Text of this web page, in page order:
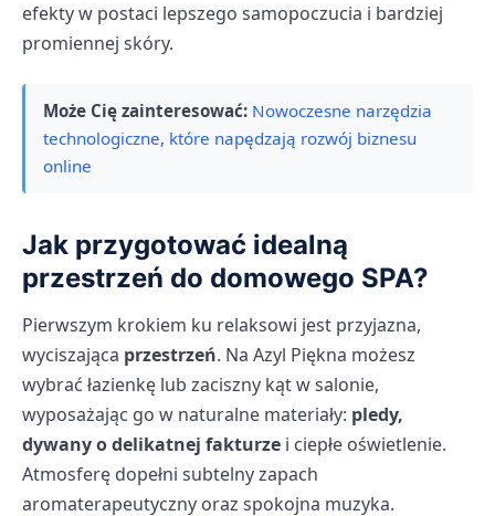
efekty w postaci lepszego samopoczucia i bardziej
promiennej skóry.
Może Cię zainteresować: Nowoczesne narzędzia
technologiczne, które napędzają rozwój biznesu
online
Jak przygotować idealną
przestrzeń do domowego SPA?
Pierwszym krokiem ku relaksowi jest przyjazna,
wyciszająca przestrzeń. Na Azyl Piękna możesz
wybrać łazienkę lub zaciszny kąt w salonie,
wyposażając go w naturalne materiały: pledy,
dywany o delikatnej fakturze i ciepłe oświetlenie.
Atmosferę dopełni subtelny zapach
aromaterapeutyczny oraz spokojna muzyka.